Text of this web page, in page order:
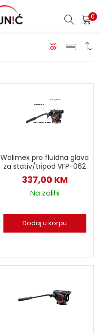
0
Walimex pro fluidna glava
za stativ/tripod VFP-062
337,00 KM
Na zalihi
Dodaj u korpu